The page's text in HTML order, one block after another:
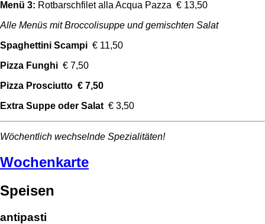
Menü 3: Rotbarschfilet alla Acqua Pazza € 13,50
Alle Menüs mit Broccolisuppe und gemischten Salat
Spaghettini Scampi € 11,50
Pizza Funghi € 7,50
Pizza Prosciutto € 7,50
Extra Suppe oder Salat € 3,50
Wöchentlich wechselnde Spezialitäten!
Wochenkarte
Speisen
antipasti